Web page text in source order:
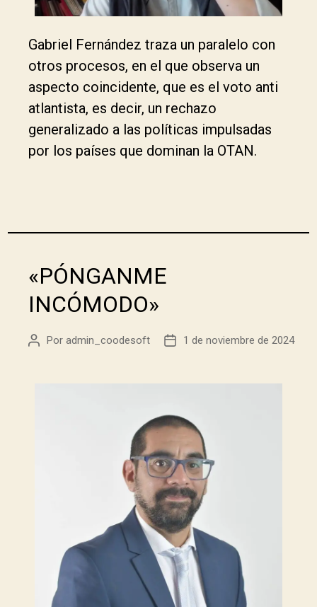
Gabriel Fernández traza un paralelo con
otros procesos, en el que observa un
aspecto coincidente, que es el voto anti
atlantista, es decir, un rechazo
generalizado a las políticas impulsadas
por los países que dominan la OTAN.
«PÓNGANME
INCÓMODO»
Por admin_coodesoft 1 de noviembre de 2024